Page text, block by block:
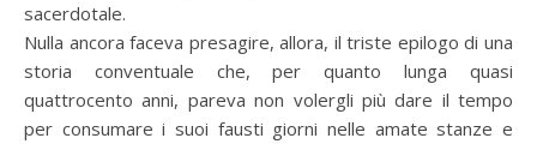
sacerdotale.
Nulla ancora faceva presagire, allora, il triste epilogo di una
storia conventuale che, per quanto lunga quasi
quattrocento anni, pareva non volergli più dare il tempo
per consumare i suoi fausti giorni nelle amate stanze e